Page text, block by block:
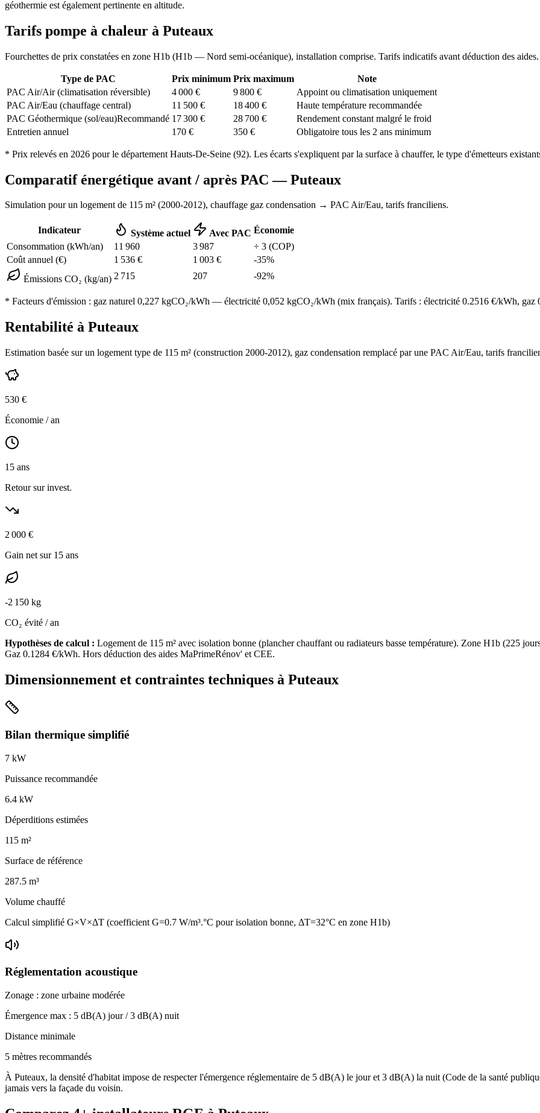
géothermie est également pertinente en altitude.
Tarifs pompe à chaleur à Puteaux
Fourchettes de prix constatées en zone H1b (H1b — Nord semi-océanique), installation comprise. Tarifs indicatifs avant déduction des aides.
Type de PAC Prix minimum Prix maximum
Note
PAC Air/Air (climatisation réversible)
4 000 € 9 800 €
Appoint ou climatisation uniquement
PAC Air/Eau (chauffage central)
11 500 € 18 400 €
Haute température recommandée
PAC Géothermique (sol/eau)Recommandé 17 300 € 28 700 €
Rendement constant malgré le froid
Entretien annuel
170 € 350 € Obligatoire tous les 2 ans minimum
* Prix relevés en 2026 pour le département Hauts-De-Seine (92). Les écarts s'expliquent par la surface à chauffer, le type d'émetteurs
Comparatif énergétique avant / après PAC —Puteaux
Simulation pour un logement de 115 m² (2000-2012), chauffage gaz condensation → PAC Air/Eau, tarifs franciliens.
Indicateur Système actuel Avec PAC Économie
Consommation (kWh/an)
11 960 3 987 ÷ 3 (COP)
Coût annuel (€)
1 536 € 1 003 € -35%
Émissions CO₂ (kg/an) 2 715 207 -92%
* Facteurs d'émission : gaz naturel 0,227 kgCO₂/kWh — électricité 0,052 kgCO₂/kWh (mix français). Tarifs : électricité 0.2516 €/kWh, gaz
Rentabilité à Puteaux
Estimation basée sur un logement type de 115 m² (construction 2000-2012), gaz condensation remplacé par une PAC Air/Eau, tarifs
530 €
Économie / an
15 ans
Retour sur invest.
2 000 €
Gain net sur 15 ans
-2 150 kg
CO₂ évité / an
Hypothèses de calcul : Logement de 115 m² avec isolation bonne (plancher chauffant ou radiateurs basse température). Zone H1b (225
Gaz 0.1284 €/kWh. Hors déduction des aides MaPrimeRénov' et CEE.
Dimensionnement et contraintes techniques à Puteaux
Bilan thermique simplifié
7 kW
Puissance recommandée
6.4 kW
Déperditions estimées
115 m²
Surface de référence
287.5 m³
Volume chauffé
Calcul simplifié G×V×ΔT (coefficient G=0.7 W/m³.°C pour isolation bonne, ΔT=32°C en zone H1b)
Réglementation acoustique
Zonage : zone urbaine modérée
Émergence max : 5 dB(A) jour /3 dB(A) nuit
Distance minimale
5 mètres recommandés
À Puteaux, la densité d'habitat impose de respecter l'émergence réglementaire de 5 dB(A) le jour et 3 dB(A) la nuit (Code de la santé
jamais vers la façade du voisin.